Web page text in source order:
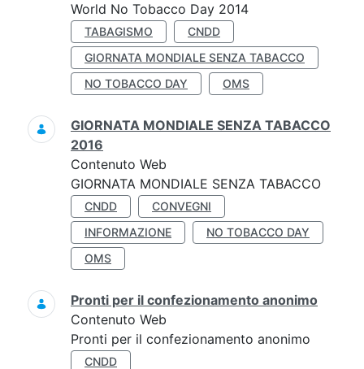
World No Tobacco Day 2014
TABAGISMO
CNDD
GIORNATA MONDIALE SENZA TABACCO
NO TOBACCO DAY
OMS
GIORNATA MONDIALE SENZA TABACCO
2016
Contenuto Web
GIORNATA MONDIALE SENZA TABACCO
CNDD
CONVEGNI
INFORMAZIONE
NO TOBACCO DAY
OMS
Pronti per il confezionamento anonimo
Contenuto Web
Pronti per il confezionamento anonimo
CNDD